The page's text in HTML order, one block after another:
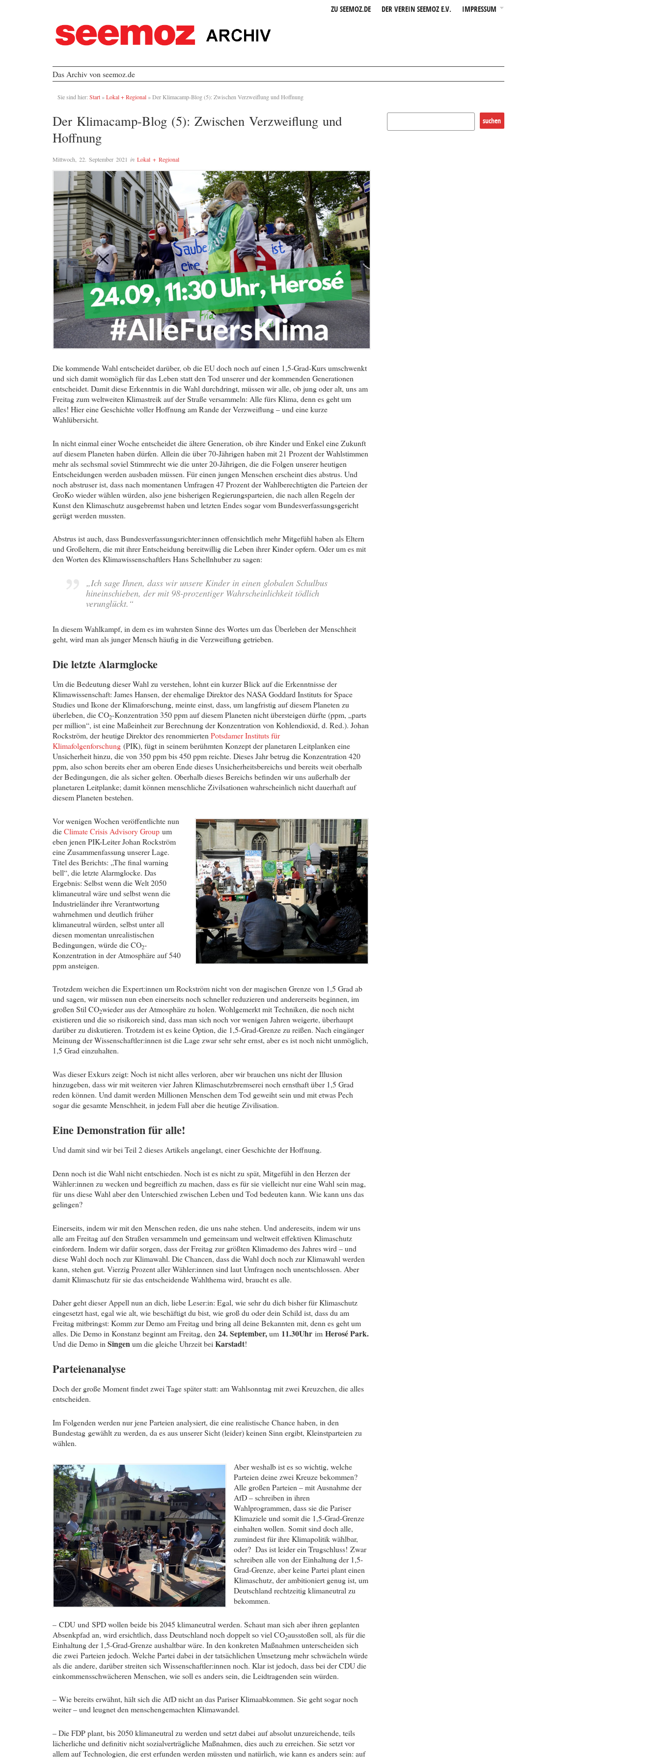
ZU SEEMOZ.DE DER VEREIN SEEMOZ E.V. IMPRESSUM
Das Archiv von seemoz.de
Sie sind hier: Start »Lokal + Regional »Der Klimacamp-Blog (5): Zwischen Verzweiflung und Hoffnung
Der Klimacamp-Blog (5): Zwischen Verzweiflung und
Hoffnung
Mittwoch, 22. September 2021 in Lokal + Regional
Die kommende Wahl entscheidet darüber, ob die EU doch noch auf einen 1,5-Grad-Kurs umschwenkt
und sich damit womöglich für das Leben statt den Tod unserer und der kommenden Generationen
entscheidet. Damit diese Erkenntnis in die Wahl durchdringt, müssen wir alle, ob jung oder alt, uns am
Freitag zum weltweiten Klimastreik auf der Straße versammeln: Alle fürs Klima, denn es geht um
alles! Hier eine Geschichte voller Hoffnung am Rande der Verzweiflung – und eine kurze
Wahlübersicht.
In nicht einmal einer Woche entscheidet die ältere Generation, ob ihre Kinder und Enkel eine Zukunft
auf diesem Planeten haben dürfen. Allein die über 70-Jährigen haben mit 21 Prozent der Wahlstimmen
mehr als sechsmal soviel Stimmrecht wie die unter 20-Jährigen, die die Folgen unserer heutigen
Entscheidungen werden ausbaden müssen. Für einen jungen Menschen erscheint dies abstrus. Und
noch abstruser ist, dass nach momentanen Umfragen 47 Prozent der Wahlberechtigten die Parteien der
GroKo wieder wählen würden, also jene bisherigen Regierungsparteien, die nach allen Regeln der
Kunst den Klimaschutz ausgebremst haben und letzten Endes sogar vom Bundesverfassungsgericht
gerügt werden mussten.
Abstrus ist auch, dass Bundesverfassungsrichter:innen offensichtlich mehr Mitgefühl haben als Eltern
und Großeltern, die mit ihrer Entscheidung bereitwillig die Leben ihrer Kinder opfern. Oder um es mit
den Worten des Klimawissenschaftlers Hans Schellnhuber zu sagen:
„Ich sage Ihnen, dass wir unsere Kinder in einen globalen Schulbus
hineinschieben, der mit 98-prozentiger Wahrscheinlichkeit tödlich
verunglückt. “
In diesem Wahlkampf, in dem es im wahrsten Sinne des Wortes um das Überleben der Menschheit
geht, wird man als junger Mensch häufig in die Verzweiflung getrieben.
Die letzte Alarmglocke
Um die Bedeutung dieser Wahl zu verstehen, lohnt ein kurzer Blick auf die Erkenntnisse der
Klimawissenschaft: James Hansen, der ehemalige Direktor des NASA Goddard Instituts for Space
Studies und Ikone der Klimaforschung, meinte einst, dass, um langfristig auf diesem Planeten zu
überleben, die CO2-Konzentration 350 ppm auf diesem Planeten nicht übersteigen dürfte (ppm, „parts
per million“, ist eine Maßeinheit zur Berechnung der Konzentration von Kohlendioxid, d. Red.). Johan
Rockström, der heutige Direktor des renommierten Potsdamer Instituts für
Klimafolgenforschung (PIK), fügt in seinem berühmten Konzept der planetaren Leitplanken eine
Unsicherheit hinzu, die von 350 ppm bis 450 ppm reichte. Dieses Jahr betrug die Konzentration 420
ppm, also schon bereits eher am oberen Ende dieses Unsicherheitsbereichs und bereits weit oberhalb
der Bedingungen, die als sicher gelten. Oberhalb dieses Bereichs befinden wir uns außerhalb der
planetaren Leitplanke; damit können menschliche Zivilsationen wahrscheinlich nicht dauerhaft auf
diesem Planeten bestehen.
Vor wenigen Wochen veröffentlichte nun
dieClimate Crisis Advisory Group um
eben jenen PIK-Leiter Johan Rockström
eine Zusammenfassung unserer Lage.
Titel des Berichts: „The final warning
bell“, die letzte Alarmglocke. Das
Ergebnis: Selbst wenn die Welt 2050
klimaneutral wäre und selbst wenn die
Industrieländer ihre Verantwortung
wahrnehmen und deutlich früher
klimaneutral würden, selbst unter all
diesen momentan unrealistischen
Bedingungen, würde die CO2-
Konzentration in der Atmosphäre auf 540
ppm ansteigen.
Trotzdem weichen die Expert:innen um Rockström nicht von der magischen Grenze von 1,5 Grad ab
und sagen, wir müssen nun eben einerseits noch schneller reduzieren und andererseits beginnen, im
großen Stil CO2wieder aus der Atmosphäre zu holen. Wohlgemerkt mit Techniken, die noch nicht
existieren und die so risikoreich sind, dass man sich noch vor wenigen Jahren weigerte, überhaupt
darüber zu diskutieren. Trotzdem ist es keine Option, die 1,5-Grad-Grenze zu reißen. Nach eingänger
Meinung der Wissenschaftler:innen ist die Lage zwar sehr sehr ernst, aber es ist noch nicht unmöglich,
1,5 Grad einzuhalten.
Was dieser Exkurs zeigt: Noch ist nicht alles verloren, aber wir brauchen uns nicht der Illusion
hinzugeben, dass wir mit weiteren vier Jahren Klimaschutzbremserei noch ernsthaft über 1,5 Grad
reden können. Und damit werden Millionen Menschen dem Tod geweiht sein und mit etwas Pech
sogar die gesamte Menschheit, in jedem Fall aber die heutige Zivilisation.
Eine Demonstration für alle!
Und damit sind wir bei Teil 2 dieses Artikels angelangt, einer Geschichte der Hoffnung.
Denn noch ist die Wahl nicht entschieden. Noch ist es nicht zu spät, Mitgefühl in den Herzen der
Wähler:innen zu wecken und begreiflich zu machen, dass es für sie vielleicht nur eine Wahl sein mag,
für uns diese Wahl aber den Unterschied zwischen Leben und Tod bedeuten kann. Wie kann uns das
gelingen?
Einerseits, indem wir mit den Menschen reden, die uns nahe stehen. Und andereseits, indem wir uns
alle am Freitag auf den Straßen versammeln und gemeinsam und weltweit effektiven Klimaschutz
einfordern. Indem wir dafür sorgen, dass der Freitag zur größten Klimademo des Jahres wird – und
diese Wahl doch noch zur Klimawahl. Die Chancen, dass die Wahl doch noch zur Klimawahl werden
kann, stehen gut. Vierzig Prozent aller Wähler:innen sind laut Umfragen noch unentschlossen. Aber
damit Klimaschutz für sie das entscheidende Wahlthema wird, braucht es alle.
Daher geht dieser Appell nun an dich, liebe Leser:in: Egal, wie sehr du dich bisher für Klimaschutz
eingesetzt hast, egal wie alt, wie beschäftigt du bist, wie groß du oder dein Schild ist, dass du am
Freitag mitbringst: Komm zur Demo am Freitag und bring all deine Bekannten mit, denn es geht um
alles. Die Demo in Konstanz beginnt am Freitag, den 24. September,um 11.30Uhr im Herosé Park.
Und die Demo inSingenum die gleiche Uhrzeit beiKarstadt!
Parteienanalyse
Doch der große Moment findet zwei Tage später statt: am Wahlsonntag mit zwei Kreuzchen, die alles
entscheiden.
Im Folgenden werden nur jene Parteien analysiert, die eine realistische Chance haben, in den
Bundestag gewählt zu werden, da es aus unserer Sicht (leider) keinen Sinn ergibt, Kleinstparteien zu
wählen.
Aber weshalb ist es so wichtig, welche
Parteien deine zwei Kreuze bekommen?
Alle großen Parteien – mit Ausnahme der
AfD – schreiben in ihren
Wahlprogrammen, dass sie die Pariser
Klimaziele und somit die 1,5-Grad-Grenze
einhalten wollen. Somit sind doch alle,
zumindest für ihre Klimapolitik wählbar,
oder? Das ist leider ein Trugschluss! Zwar
schreiben alle von der Einhaltung der 1,5-
Grad-Grenze, aber keine Partei plant einen
Klimaschutz, der ambitioniert genug ist, um
Deutschland rechtzeitig klimaneutral zu
bekommen.
– CDU und SPD wollen beide bis 2045 klimaneutral werden. Schaut man sich aber ihren geplanten
Absenkpfad an, wird ersichtlich, dass Deutschland noch doppelt so viel CO2ausstoßen soll, als für die
Einhaltung der 1,5-Grad-Grenze aushaltbar wäre. In den konkreten Maßnahmen unterscheiden sich
die zwei Parteien jedoch. Welche Partei dabei in der tatsächlichen Umsetzung mehr schwächeln würde
als die andere, darüber streiten sich Wissenschaftler:innen noch. Klar ist jedoch, dass bei der CDU die
einkommensschwächeren Menschen, wie soll es anders sein, die Leidtragenden sein würden.
– Wie bereits erwähnt, hält sich die AfD nicht an das Pariser Klimaabkommen. Sie geht sogar noch
weiter – und leugnet den menschengemachten Klimawandel.
– Die FDP plant, bis 2050 klimaneutral zu werden und setzt dabei auf absolut unzureichende, teils
lächerliche und definitiv nicht sozialverträgliche Maßnahmen, dies auch zu erreichen. Sie setzt vor
allem auf Technologien, die erst erfunden werden müssten und natürlich, wie kann es anders sein: auf